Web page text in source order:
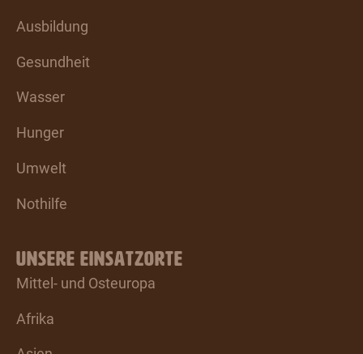
Ausbildung
Gesundheit
Wasser
Hunger
Umwelt
Nothilfe
UNSERE EINSATZORTE
Mittel- und Osteuropa
Afrika